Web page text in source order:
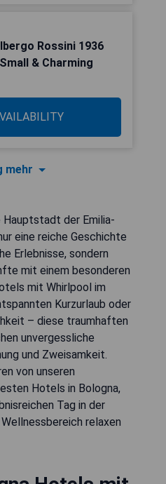
Rossini 1936
& Charming
mehr
Hauptstadt der Emilia-
eine reiche Geschichte
Erlebnisse, sondern
mit einem besonderen
mit Whirlpool im
Kurzurlaub oder
– diese traumhaften
unvergessliche
und Zweisamkeit.
von unseren
Hotels in Bologna,
Tag in der
relaxen